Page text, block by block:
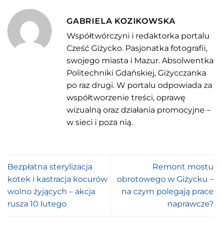
GABRIELA KOZIKOWSKA
Współtwórczyni i redaktorka portalu
Cześć Giżycko. Pasjonatka fotografii,
swojego miasta i Mazur. Absolwentka
Politechniki Gdańskiej, Giżycczanka
po raz drugi. W portalu odpowiada za
współtworzenie treści, oprawę
wizualną oraz działania promocyjne –
w sieci i poza nią.
Bezpłatna sterylizacja
kotek i kastracja kocurów
wolno żyjących – akcja
rusza 10 lutego
Remont mostu
obrotowego w Giżycku –
na czym polegają prace
naprawcze?